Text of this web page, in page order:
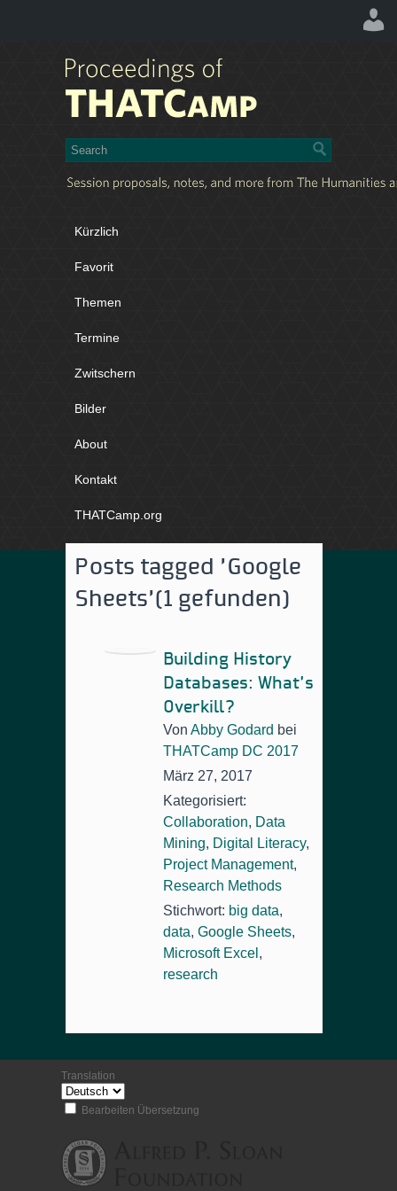
Kürzlich
Favorit
Themen
Termine
Zwitschern
Bilder
About
Kontakt
THATCamp.org
Posts tagged 'Google
Sheets'(1 gefunden)
Building History
Databases: What’s
Overkill?
Von Abby Godard bei
THATCamp DC 2017
März 27, 2017
Kategorisiert:
Collaboration, Data
Mining, Digital Literacy,
Project Management,
Research Methods
Stichwort: big data,
data, Google Sheets,
Microsoft Excel ,
research
Translation
Bearbeiten Übersetzung